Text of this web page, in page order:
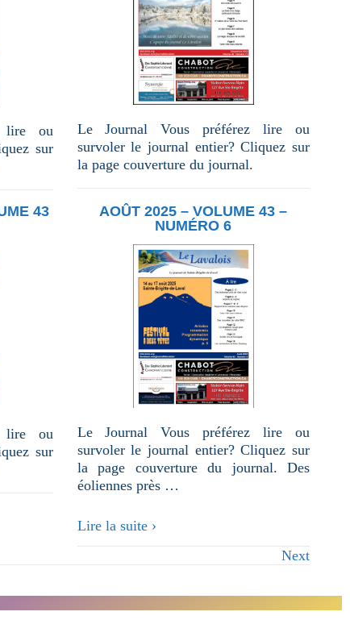
lire ou
sur
Le Journal Vous préférez lire ou
survoler le journal entier? Cliquez sur
la page couverture du journal.
43
lire ou
sur
AOÛT 2025 – VOLUME 43 –
NUMÉRO 6
Le Journal Vous préférez lire ou
survoler le journal entier? Cliquez sur
la page couverture du journal. Des
éoliennes près …
Août
43
–
Lire la suite ›
Next